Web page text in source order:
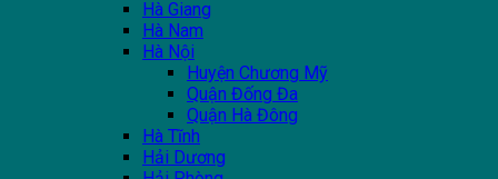
Hà Giang
Hà Nam
Hà Nội
Huyện Chương Mỹ
Quận Đống Đa
Quận Hà Đông
Hà Tĩnh
Hải Dương